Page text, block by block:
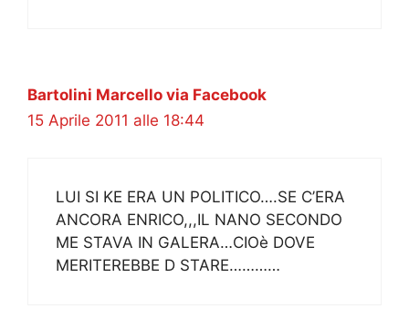
Bartolini Marcello via Facebook
15 Aprile 2011 alle 18:44
LUI SI KE ERA UN POLITICO….SE C’ERA
ANCORA ENRICO,,,IL NANO SECONDO
ME STAVA IN GALERA…CIOè DOVE
MERITEREBBE D STARE…………